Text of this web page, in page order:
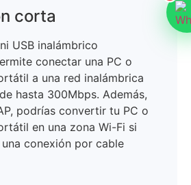
corta
USB inalámbrico
conectar una PC o
a una red inalámbrica
hasta 300Mbps. Además,
podrías convertir tu PC o
en una zona Wi-Fi si
conexión por cable